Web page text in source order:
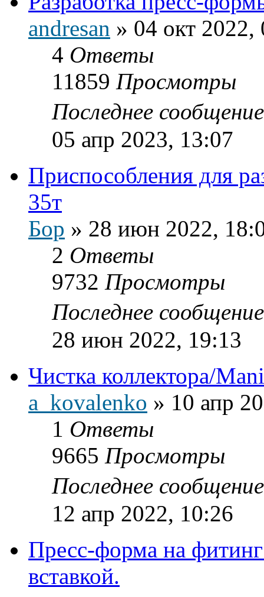
andresan » 04 окт 2022,
4 Ответы
11859 Просмотры
Последнее
05 апр 2023, 13:07
Приспособления для
35т
Бор » 28 июн 2022,
2 Ответы
9732 Просмотры
Последнее
28 июн 2022, 19:13
Чистка коллектора/
a_kovalenko » 10 апр
1 Ответы
9665 Просмотры
Последнее
12 апр 2022, 10:26
Пресс-форма на
вставкой.